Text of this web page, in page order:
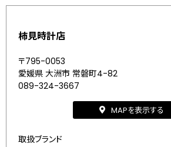
柿見時計店
〒795-0053
愛媛県 大洲市 常磐町4-82
089-324-3667
MAPを表示する
取扱ブランド